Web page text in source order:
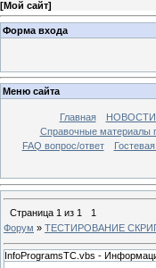
[Мой сайт]
Форма входа
Меню сайта
Главная
Справочные материалы
FAQ вопрос/ответ
Страница 1 из 1
1
Форум » ТЕСТИРОВАНИЕ
InfoProgramsTC.vbs -